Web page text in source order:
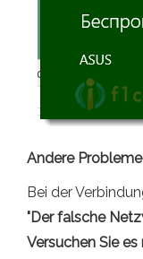
Andere
Bei der
"Der falsche
Versuchen Sie